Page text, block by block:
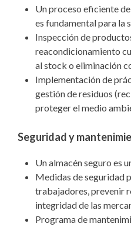
Un proceso eficiente de
es fundamental para la
Inspección de
reacondicionamiento
al stock o eliminación
Implementación de
gestión de residuos
proteger el medio
Seguridad y
Un almacén seguro es
Medidas de seguridad
trabajadores, prevenir
integridad de las
Programa de